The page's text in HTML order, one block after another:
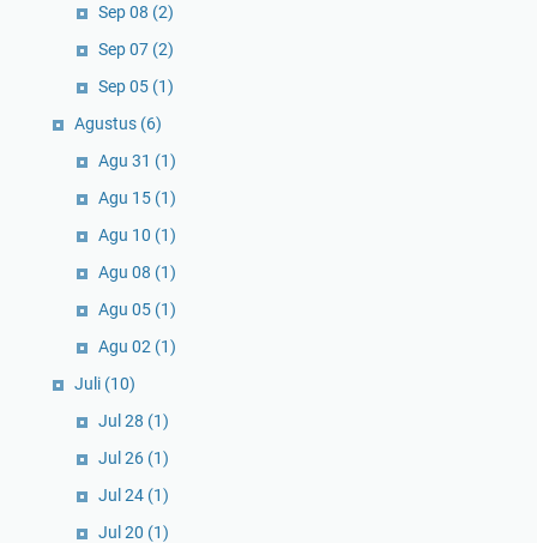
Sep 08 (2)
Sep 07 (2)
Sep 05 (1)
Agustus (6)
Agu 31 (1)
Agu 15 (1)
Agu 10 (1)
Agu 08 (1)
Agu 05 (1)
Agu 02 (1)
Juli (10)
Jul 28 (1)
Jul 26 (1)
Jul 24 (1)
Jul 20 (1)